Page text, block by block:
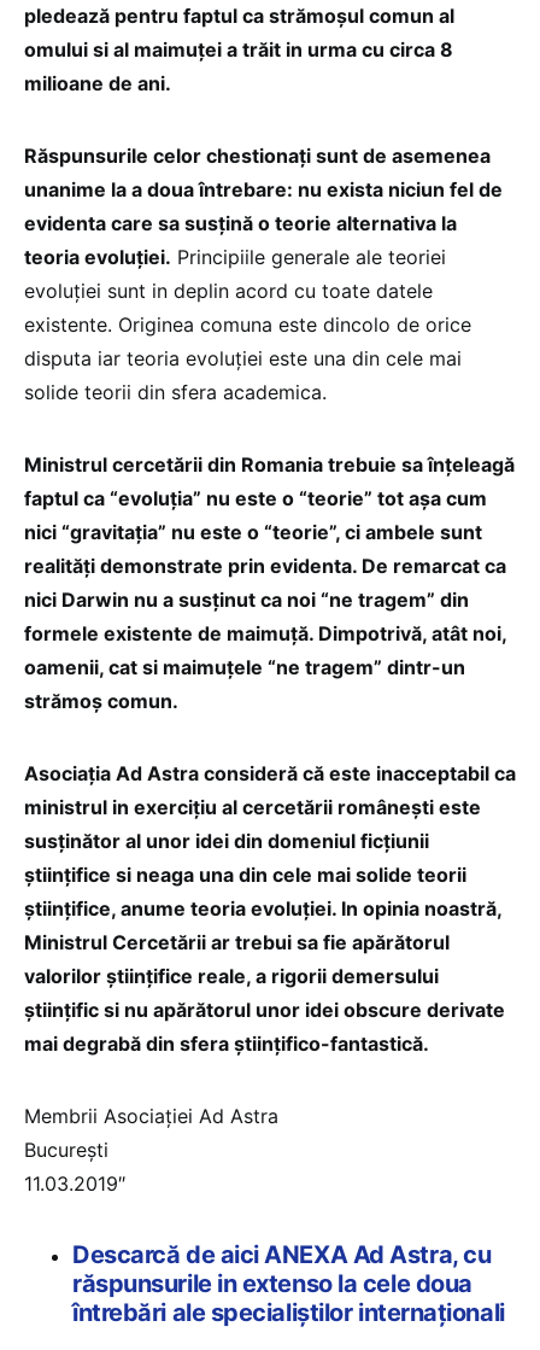
pledează pentru faptul ca strămoșul comun al
omului si al maimuței a trăit in urma cu circa 8
milioane de ani.
Răspunsurile celor chestionați sunt de asemenea
unanime la a doua întrebare: nu exista niciun fel de
evidenta care sa susțină o teorie alternativa la
teoria evoluției. Principiile generale ale teoriei
evoluției sunt in deplin acord cu toate datele
existente. Originea comuna este dincolo de orice
disputa iar teoria evoluției este una din cele mai
solide teorii din sfera academica.
Ministrul cercetării din Romania trebuie sa înțeleagă
faptul ca “evoluția” nu este o “teorie” tot așa cum
nici “gravitația” nu este o “teorie”, ci ambele sunt
realități demonstrate prin evidenta. De remarcat ca
nici Darwin nu a susținut ca noi “ne tragem” din
formele existente de maimuță. Dimpotrivă, atât noi,
oamenii, cat si maimuțele “ne tragem” dintr-un
strămoș comun.
Asociația Ad Astra consideră că este inacceptabil ca
ministrul in exercițiu al cercetării românești este
susținător al unor idei din domeniul ficțiunii
științifice si neaga una din cele mai solide teorii
științifice, anume teoria evoluției. In opinia noastră,
Ministrul Cercetării ar trebui sa fie apărătorul
valorilor științifice reale, a rigorii demersului
științific si nu apărătorul unor idei obscure derivate
mai degrabă din sfera științifico-fantastică.
Membrii Asociației Ad Astra
București
11.03.2019″
Descarcă de aici ANEXA Ad Astra, cu
răspunsurile in extenso la cele doua
întrebări ale specialiștilor internaționali